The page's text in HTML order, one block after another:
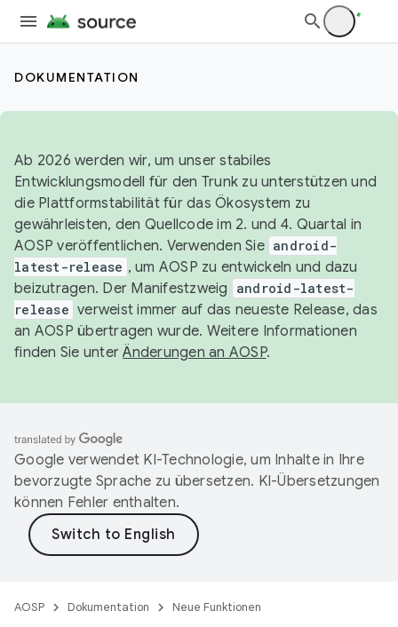
DOKUMENTATION
Ab 2026 werden wir, um unser stabiles
Entwicklungsmodell für den Trunk zu unterstützen und
die Plattformstabilität für das Ökosystem zu
gewährleisten, den Quellcode im 2. und 4. Quartal in
AOSP veröffentlichen. Verwenden Sie android-
latest-release , um AOSP zu entwickeln und dazu
beizutragen. Der Manifestzweig
android-latest-
release verweist immer auf das neueste Release, das
an AOSP übertragen wurde. Weitere Informationen
finden Sie unterÄnderungen an AOSP.
Google verwendet KI-Technologie, um Inhalte in Ihre
bevorzugte Sprache zu übersetzen. KI-Übersetzungen
können Fehler enthalten.
AOSP Dokumentation Neue Funktionen